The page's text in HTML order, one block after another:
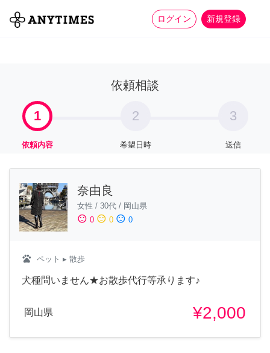
ログイン 新規登録
全て 家事 more_horiz
依頼相談
1
依頼内容
2
希望日時
3
送信
奈由良
女性 / 30代 / 岡山県
sentiment_satisfied 0 sentiment_neutral 0 sentiment_dissatisfied 0
pets ペット ▸ 散歩
犬種問いません★お散歩代行等承ります♪
岡山県 ¥2,000